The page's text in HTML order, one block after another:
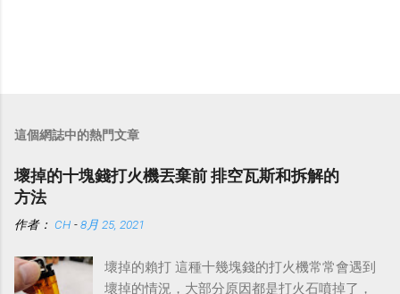
這個網誌中的熱門文章
壞掉的十塊錢打火機丟棄前 排空瓦斯和拆解的
方法
作者： CH -8月 25, 2021
壞掉的賴打 這種十幾塊錢的打火機常常會遇到
壞掉的情況，大部分原因都是打火石噴掉了，